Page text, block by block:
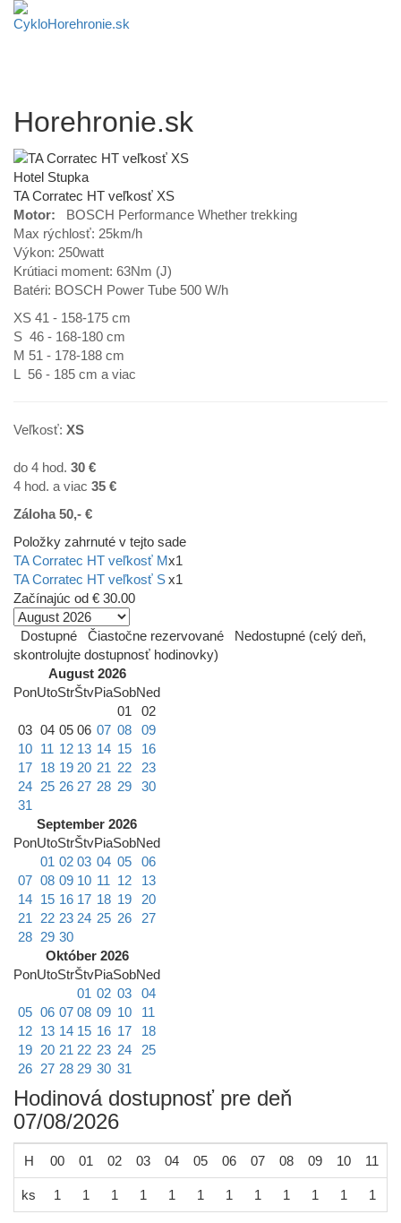
Horehronie.sk
Hotel Stupka
TA Corratec HT veľkosť XS
Motor: BOSCH Performance Whether trekking
Max rýchlosť: 25km/h
Výkon: 250watt
Krútiaci moment: 63Nm (J)
Batéri: BOSCH Power Tube 500 W/h
XS 41 - 158-175 cm
S 46 - 168-180 cm
M 51 - 178-188 cm
L 56 - 185 cm a viac
Veľkosť: XS
do 4 hod. 30 €
4 hod. a viac 35 €
Záloha 50,- €
Položky zahrnuté v tejto sade
TA Corratec HT veľkosť Mx1
TA Corratec HT veľkosť Sx1
Začínajúc od € 30.00
Dostupné Čiastočne rezervované
Nedostupné (celý deň,
skontrolujte dostupnosť hodinovky)
August 2026
PonUtoStrŠtvPiaSobNed
01
02
03 04 05 06 07 08
09
10 11 12 13 14 15
16
17 18 19 20 21 22
23
24 25 26 27 28 29
30
31
September 2026
PonUtoStrŠtvPiaSobNed
01 02 03 04 05
06
07 08 09 10 11 12
13
14 15 16 17 18 19
20
21
22 23 24 25 26
27
28 29 30
Október 2026
PonUtoStrŠtvPiaSobNed
01 02 03
04
05 06 07 08 09 10
11
12 13 14 15 16 17
18
19 20 21 22 23 24
25
26 27 28 29 30 31
Hodinová dostupnosť pre deň
07/08/2026
H 00 01 02 03 04 05 06 07 08 09 10 11
ks 1 1 1 1 1 1 1 1 1 1 1 1